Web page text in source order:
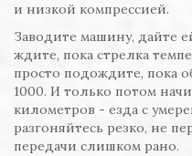
и низкой компрессией.
Заводите машину, дайте
ждите, пока стрелка
просто подождите, пока
1000. И только потом
километров - езда с
разгоняйтесь резко, не
передачи слишком рано.